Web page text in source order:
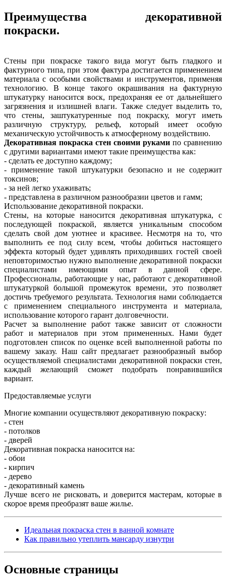
Преимущества декоративной
покраски.
Стены при покраске такого вида могут быть гладкого и
фактурного типа, при этом фактура достигается применением
материала с особыми свойствами и инструментов, применяя
технологию. В конце такого окрашивания на фактурную
штукатурку наносится воск, предохраняя ее от дальнейшего
загрязнения и излишней влаги. Также следует выделить то,
что стены, заштукатуренные под покраску, могут иметь
различную структуру, рельеф, который имеет особую
механическую устойчивость к атмосферному воздействию.
Декоративная покраска стен своими руками по сравнению
с другими вариантами имеют такие преимущества как:
- сделать ее доступно каждому;
- применение такой штукатурки безопасно и не содержит
токсинов;
- за ней легко ухаживать;
- представлена в различном разнообразии цветов и гамм;
Использование декоративной покраски.
Стены, на которые наносится декоративная штукатурка, с
последующей покраской, является уникальным способом
сделать свой дом уютнее и красивее. Несмотря на то, что
выполнить ее под силу всем, чтобы добиться настоящего
эффекта который будет удивлять приходивших гостей своей
неповторимостью нужно выполнение декоративной покраски
специалистами имеющими опыт в данной сфере.
Профессионалы, работающие у нас, работают с декоративной
штукатуркой большой промежуток времени, это позволяет
достичь требуемого результата. Технология нами соблюдается
с применением специального инструмента и материала,
использование которого гарант долговечности.
Расчет за выполнение работ также зависит от сложности
работ и материалов при этом примененных. Нами будет
подготовлен список по оценке всей выполненной работы по
вашему заказу. Наш сайт предлагает разнообразный выбор
осуществляемой специалистами декоративной покраски стен,
каждый желающий сможет подобрать понравившийся
вариант.
Предоставляемые услуги
Многие компании осуществляют декоративную покраску:
- стен
- потолков
- дверей
Декоративная покраска наносится на:
- обои
- кирпич
- дерево
- декоративный камень
Лучше всего не рисковать, и доверится мастерам, которые в
скорое время преобразят ваше жилье.
Идеальная покраска стен в ванной комнате
Как правильно утеплить мансарду изнутри
Основные страницы